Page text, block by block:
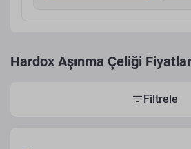
Hardox Aşınma Çeliği
Filtrele